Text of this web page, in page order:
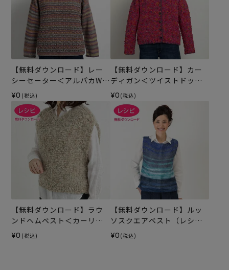
【無料ダウンロード】レー
シーセーター＜アルパカWパ
レット＞（レシピ）
¥0 (税込)
【無料ダウンロード】カー
ディガン＜ツイストドット
＞（レシピ）
¥0 (税込)
【無料ダウンロード】ラウ
ンドヘムベスト＜カーリー
ネップ＞（レシピ）
¥0 (税込)
【無料ダウンロード】ルッ
ソスクエアベスト（レシ
ピ）
¥0 (税込)